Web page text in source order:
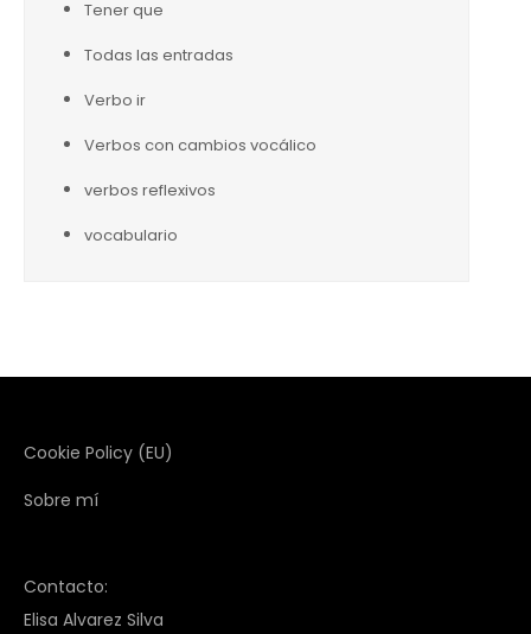
Tener que
Todas las entradas
Verbo ir
Verbos con cambios vocálico
verbos reflexivos
vocabulario
Cookie Policy (EU)
Sobre mí
Contacto:
Elisa Alvarez Silva